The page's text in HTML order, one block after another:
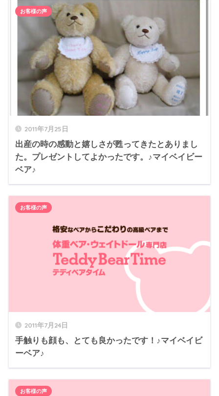
2011年7月25日
出産の時の感動と嬉しさが甦ってきたとありまし
た。プレゼントしてよかったです。♪マイベイビー
ベア♪
お客様の声
2011年7月24日
手触りも顔も、とても良かったです！♪マイベイビ
ーベア♪
お客様の声
お客様の声